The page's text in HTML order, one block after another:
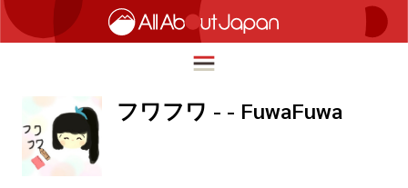
HOME
フワフワ - - FuwaFuwa